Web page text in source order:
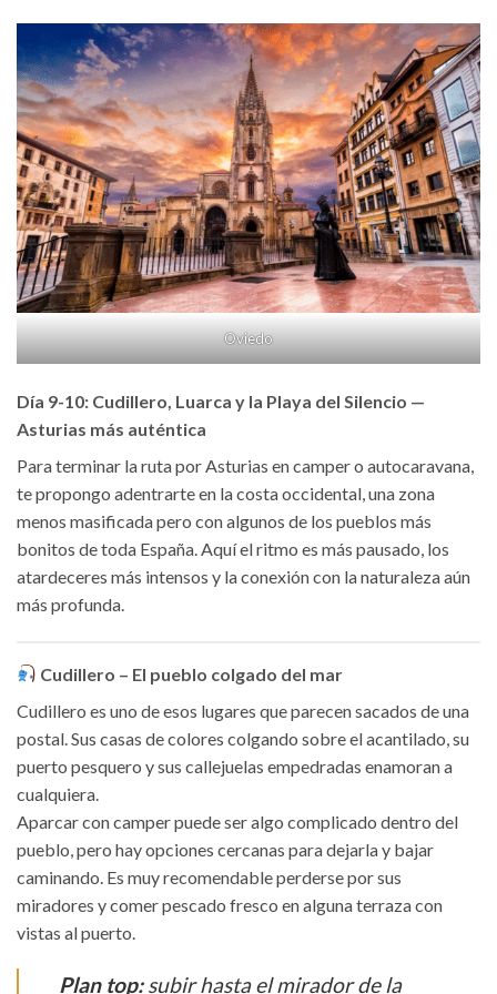
Oviedo
Día 9-10: Cudillero, Luarca y la Playa del Silencio —
Asturias más auténtica
Para terminar la ruta por Asturias en camper o autocaravana,
te propongo adentrarte en la costa occidental, una zona
menos masificada pero con algunos de los pueblos más
bonitos de toda España. Aquí el ritmo es más pausado, los
atardeceres más intensos y la conexión con la naturaleza aún
más profunda.
Cudillero – El pueblo colgado del mar
Cudillero es uno de esos lugares que parecen sacados de una
postal. Sus casas de colores colgando sobre el acantilado, su
puerto pesquero y sus callejuelas empedradas enamoran a
cualquiera.
Aparcar con camper puede ser algo complicado dentro del
pueblo, pero hay opciones cercanas para dejarla y bajar
caminando. Es muy recomendable perderse por sus
miradores y comer pescado fresco en alguna terraza con
vistas al puerto.
Plan top:subir hasta el mirador de la